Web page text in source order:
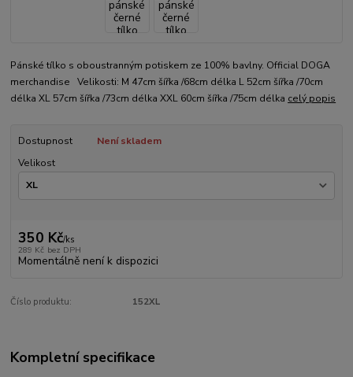
Pánské tílko s oboustranným potiskem ze 100% bavlny. Official DOGA
merchandise Velikosti: M 47cm šířka /68cm délka L 52cm šířka /70cm
délka XL 57cm šířka /73cm délka XXL 60cm šířka /75cm délka celý popis
Dostupnost
Není skladem
Velikost
350 Kč/ks
289 Kč bez DPH
Momentálně není k dispozici
Číslo produktu: 152XL
Kompletní specifikace